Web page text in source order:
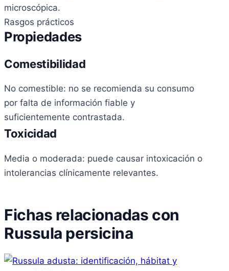
microscópica.
Rasgos prácticos
Propiedades
Comestibilidad
No comestible: no se recomienda su consumo
por falta de información fiable y
suficientemente contrastada.
Toxicidad
Media o moderada: puede causar intoxicación o
intolerancias clínicamente relevantes.
Fichas relacionadas con
Russula persicina